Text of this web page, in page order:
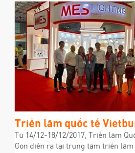
Triển lãm quốc tế
Từ 14/12-18/12/2017, Triển lãm
Gòn diễn ra tại trung tâm triển lãm